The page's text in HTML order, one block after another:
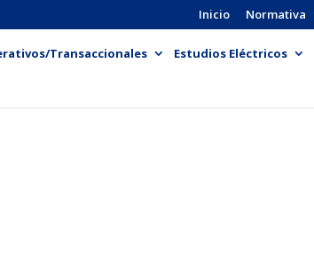
Inicio Normativa
Transaccionales Estudios Eléctricos